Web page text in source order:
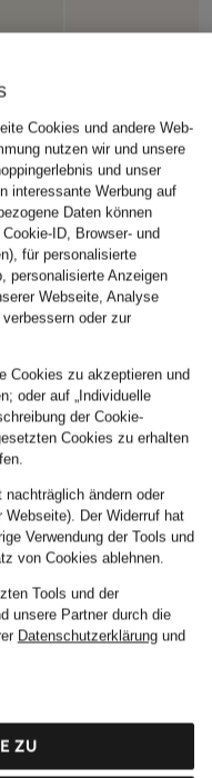
adidas Originals
Sneaker SAMBA
Cookies und andere Web-
nutzen wir und unsere
und unser
interessante Werbung auf
Daten können
ID, Browser- und
für personalisierte
personalisierte Anzeigen
Webseite, Analyse
oder zur
Cookies zu akzeptieren und
oder auf „Individuelle
der Cookie-
Cookies zu erhalten
ändern oder
Der Widerruf hat
Verwendung der Tools und
von Cookies ablehnen.
Tools und der
unsere Partner durch die
Datenschutzerklärungund
ZU